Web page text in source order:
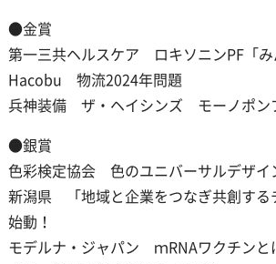
●金賞
第一三共ヘルスケア ロキソニンPF「み
Hacobu 物流2024年問題
兵神装備 ザ・ヘイシンズ モーノポン
●銀賞
色彩検定協会 色のユニバーサルデザイ
新潟県 「地域と企業をつなぎ共創する
始動！
モデルナ・ジャパン ｍRNAワクチンと